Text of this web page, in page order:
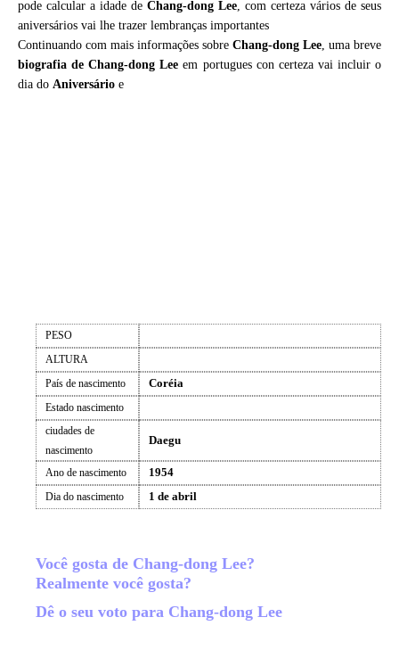
pode calcular a idade de Chang-dong Lee, com certeza vários de seus
aniversários vai lhe trazer lembranças importantes
Continuando com mais informações sobre Chang-dong Lee, uma breve
biografia deChang-dong Lee em portugues con certeza vai incluir o
dia do Aniversário e
PESO
ALTURA
País de nascimento
Coréia
Estado nascimento
ciudades de
nascimento
Daegu
Ano de nascimento 1954
Dia do nascimento 1 de abril
Você gosta de Chang-dong Lee?
Realmente você gosta?
Dê o seu voto para Chang-dong Lee